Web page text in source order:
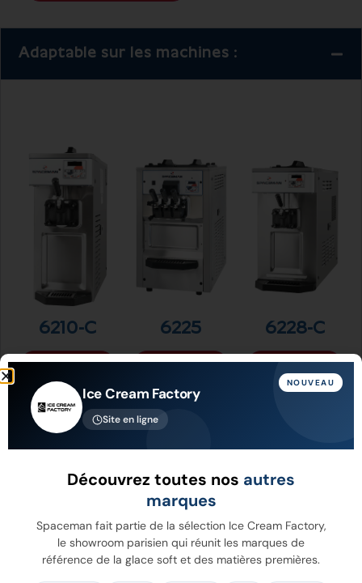
Adaptable sur les machines :
6210-C
Voir Plus
6225
Voir Plus
6228-C
Voir Plus
NOUVEAU
Ice Cream Factory
Site en ligne
Découvrez toutes nos autres
marques
Spaceman fait partie de la sélection Ice Cream Factory,
le showroom parisien qui réunit les marques de
référence de la glace soft et des matières premières.